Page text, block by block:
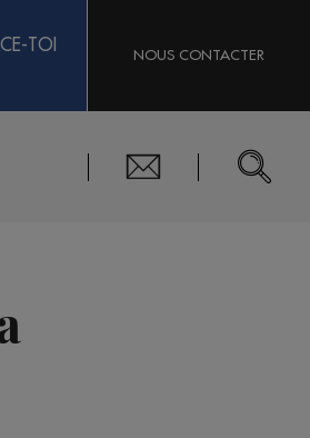
TOI
NOUS CONTACTER